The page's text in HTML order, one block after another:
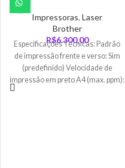
Impressoras, Laser
Brother
R$6.300,00
Especificações Técnicas: Padrão
de impressão frente e verso: Sim
(predefinido) Velocidade de
impressão em preto A4 (max. ppm):